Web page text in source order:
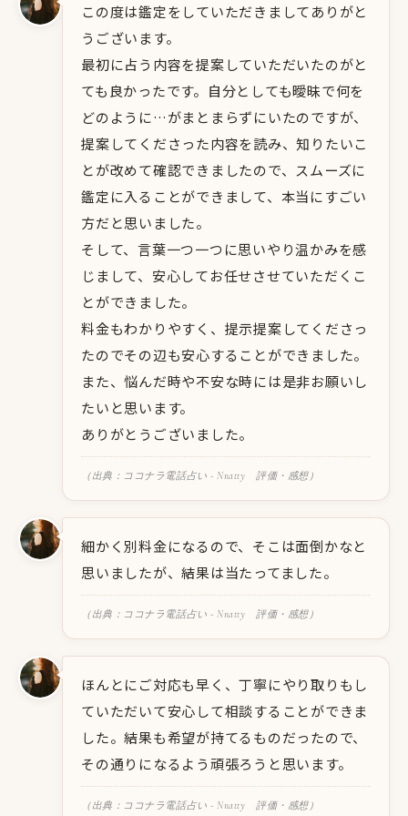
この度は鑑定をしていただきましてありがと
うございます。
最初に占う内容を提案していただいたのがと
ても良かったです。自分としても曖昧で何を
どのように…がまとまらずにいたのですが、
提案してくださった内容を読み、知りたいこ
とが改めて確認できましたので、スムーズに
鑑定に入ることができまして、本当にすごい
方だと思いました。
そして、言葉一つ一つに思いやり温かみを感
じまして、安心してお任せさせていただくこ
とができました。
料金もわかりやすく、提示提案してくださっ
たのでその辺も安心することができました。
また、悩んだ時や不安な時には是非お願いし
たいと思います。
ありがとうございました。
（出典：ココナラ電話占い - Nnatty 評価・感想）
細かく別料金になるので、そこは面倒かなと
思いましたが、結果は当たってました。
（出典：ココナラ電話占い - Nnatty 評価・感想）
ほんとにご対応も早く、丁寧にやり取りもし
ていただいて安心して相談することができま
した。結果も希望が持てるものだったので、
その通りになるよう頑張ろうと思います。
（出典：ココナラ電話占い - Nnatty 評価・感想）